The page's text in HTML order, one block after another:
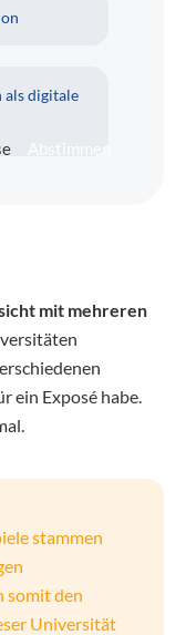
als digitale
Abstimmen
mit mehreren
ein Exposé habe.
stammen
somit den
Universität